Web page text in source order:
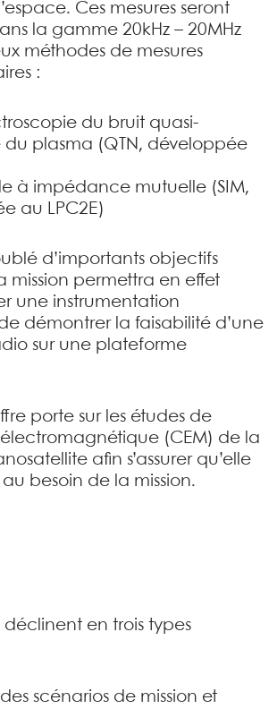
Ces mesures seront
la gamme 20kHz – 20MHz
méthodes de mesures
:
du bruit quasi-
plasma (QTN, développée
à impédance mutuelle (SIM,
au LPC2E)
d’importants objectifs
mission permettra en effet
une instrumentation
démontrer la faisabilité d’une
sur une plateforme
porte sur les études de
(CEM) de la
afin s’assurer qu’elle
besoin de la mission.
déclinent en trois types
scénarios de mission et